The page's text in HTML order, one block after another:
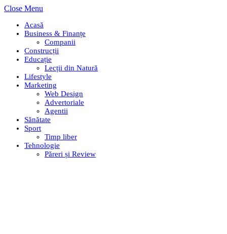
Close Menu
Acasă
Business & Finanțe
Companii
Construcții
Educație
Lecții din Natură
Lifestyle
Marketing
Web Design
Advertoriale
Agentii
Sănătate
Sport
Timp liber
Tehnologie
Păreri și Review